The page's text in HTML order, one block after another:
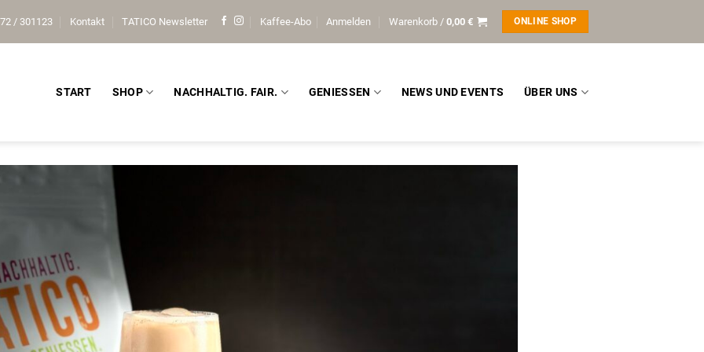
/ 301123 Kontakt TATICO Newsletter Kaffee-Abo Anmelden Warenkorb / 0,00 € ONLINE SHOP
START SHOP NACHHALTIG. FAIR. GENIESSEN NEWS UND EVENTS ÜBER UNS